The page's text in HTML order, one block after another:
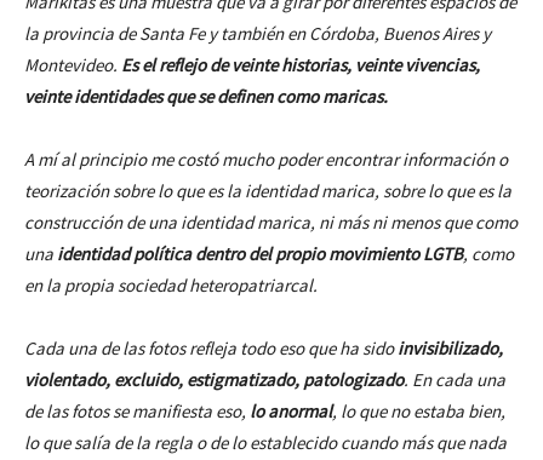
la provincia de Santa Fe y también en Córdoba, Buenos Aires y
Montevideo. Es el reflejo de veinte historias, veinte vivencias,
veinte identidades que se definen como maricas.
A mí al principio me costó mucho poder encontrar información o
teorización sobre lo que es la identidad marica, sobre lo que es la
construcción de una identidad marica, ni más ni menos que como
una identidad política dentro del propio movimiento LGTB, como
en la propia sociedad heteropatriarcal.
Cada una de las fotos refleja todo eso que ha sidoinvisibilizado,
violentado, excluido, estigmatizado, patologizado. En cada una
de las fotos se manifiesta eso, lo anormal, lo que no estaba bien,
lo que salía de la regla o de lo establecido cuando más que nada